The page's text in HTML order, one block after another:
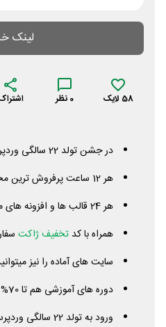
لینک
58 لایک 0 نظر
در جشن تولد 22 سالگی وردپرس از ژاکت تخفیف بگیر
هر 12 ساعت پرفروش ترین محصولات با آف 40 تا 60%
هر 24 قالب ها و افزونه های منتخب با آفر 50 تا 90%
همراه با کد تخفیف ژاکت
سایت های آماده را نیز
دوره های آموزشی هم تا 70% کاهش قیمت داشته
ورود به تولد 22 سالگی وردپرس ژاکت از «لینک خرید»